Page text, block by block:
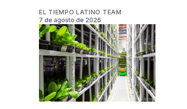
EL TIEMPO LATINO TEAM
7 de agosto de 2026